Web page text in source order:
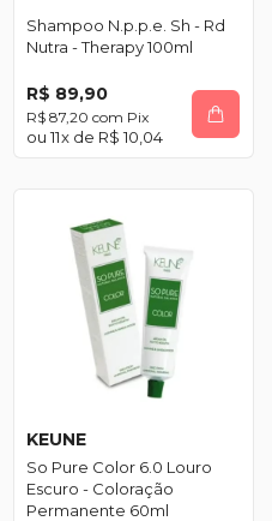
Shampoo N.p.p.e. Sh - Rd
Nutra - Therapy 100ml
R$ 89,90
R$ 87,20 com Pix
11x de R$ 10,04
KEUNE
So Pure Color 6.0 Louro
Escuro - Coloração
Permanente 60ml